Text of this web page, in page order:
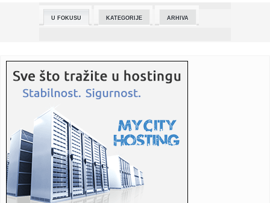
00:00:
Stanković jedva zadržao suze: Puno mi je srce, hvala
23:55:ZAKUVALO SE NA TERENU U LOZNICI NAKON POBEDE
ZVEZDE: Umalo velika...
23:49:Valensija od 0:2 do 3:2 - PAO ne ide na F4 Evrolige!
23:47:Oprez! Veoma hladna noć pred nama - preti nam mraz!
23:41:Vojvodina poražena u finalu Kupa nakon izvođenja penala
U FOKUSU KATEGORIJE ARHIVA